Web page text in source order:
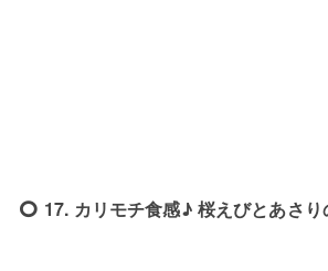
17. カリモチ食感♪ 桜えびとあさり